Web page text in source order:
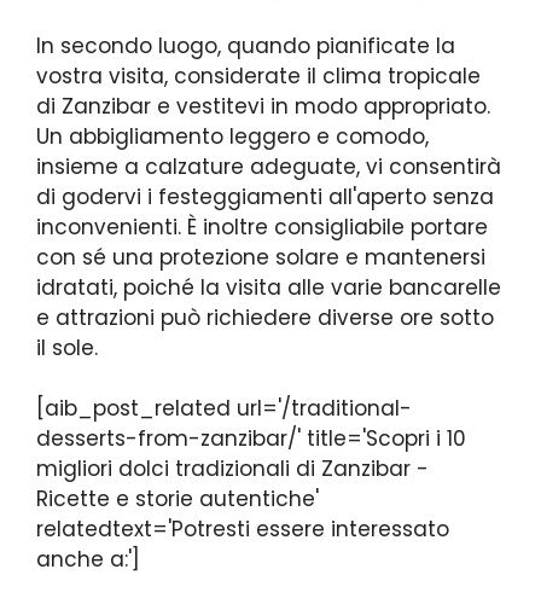
In secondo luogo, quando pianificate la
vostra visita, considerate il clima tropicale
di Zanzibar e vestitevi in modo appropriato.
Un abbigliamento leggero e comodo,
insieme a calzature adeguate, vi consentirà
di godervi i festeggiamenti all'aperto senza
inconvenienti. È inoltre consigliabile portare
con sé una protezione solare e mantenersi
idratati, poiché la visita alle varie bancarelle
e attrazioni può richiedere diverse ore sotto
il sole.
[aib_post_related url='/traditional-
desserts-from-zanzibar/' title='Scopri i 10
migliori dolci tradizionali di Zanzibar -
Ricette e storie autentiche'
relatedtext='Potresti essere interessato
anche a:']